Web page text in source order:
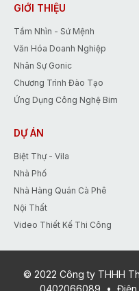
nhất
GIỚI THIỆU
Tầm Nhìn - Sứ Mệnh
Văn Hóa Doanh Nghiệp
Nhân Sự Gonic
Chương Trình Đào Tạo
Ứng Dụng Công Nghệ Bim
DỰ ÁN
Biệt Thự - Vila
Nhà Phố
Nhà Hàng Quán Cà Phê
Nội Thất
Video Thiết Kế Thi Công
© 2022 Công ty THHH
0402066089
• Điện